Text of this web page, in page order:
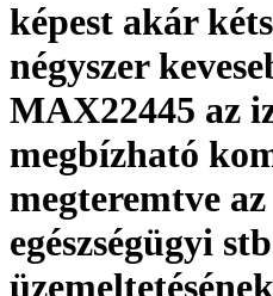
képest akár
négyszer
MAX22445 az
megbízható
megteremtve
egészségügyi
üzemeltetésének